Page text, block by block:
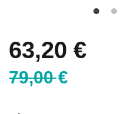
63,20 €
79,00 €